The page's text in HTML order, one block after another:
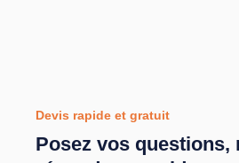
Devis rapide et gratuit
Posez vos questions,